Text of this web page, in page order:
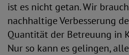
ist es nicht getan. Wir
nachhaltige Verbesserung
Quantität der Betreuung in
Nur so kann es gelingen,